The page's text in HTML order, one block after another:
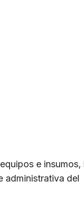
e insumos,
administrativa del